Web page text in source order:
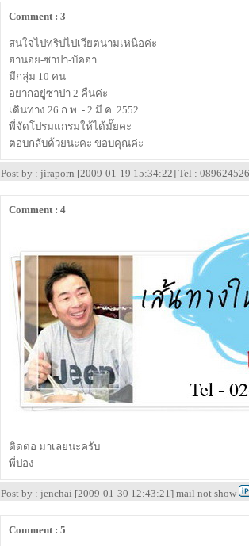
Comment : 3
สนใจไปทริปไปเวียตนามเหนือค่ะ
ฮานอย-ซาปา-บัคฮา
มีกลุ่ม 10 คน
อยากอยู่ซาปา 2 คืนค่ะ
เดินทาง 26 ก.พ. - 2 มี.ค. 2552
พี่จัดโปรมแกรมให้ได้มั๊ยคะ
ตอบกลับด้วยนะคะ ขอบคุณค่ะ
Post by : jiraporn [2009-01-19 15:34:22] Tel :
Comment : 4
ติดต่อ มาเลยนะครับ
พี่ปอง
Post by : jenchai [2009-01-30 12:43:21] mail not show
Comment : 5